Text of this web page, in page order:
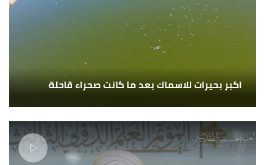
اكبر بحيرات للاسماك بعد ما كانت صحراء قاحلة